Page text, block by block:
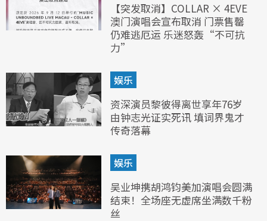
【突发取消】COLLAR × 4EVE
澳门演唱会宣布取消 门票售罄
仍难逃厄运 乐迷怒轰“不可抗
力”
娱乐
资深演员黎彼得离世享年76岁
由钟志光证实死讯 填词界鬼才
传奇落幕
娱乐
吴业坤携胡鸿钧美加演唱会圆满
结束！全场座无虚席坐满数千粉
丝